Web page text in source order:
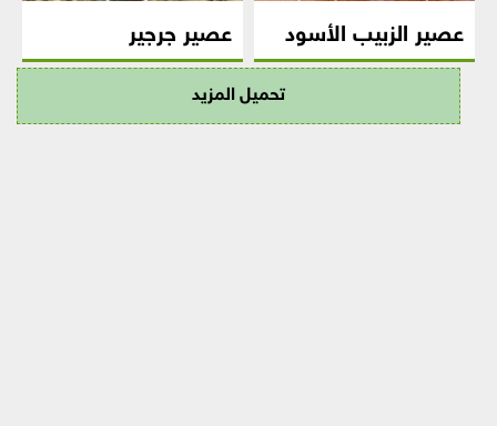
عصير الزبيب الأسود عصير جرجير
تحميل المزيد